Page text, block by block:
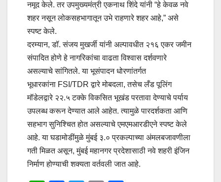
नमूद केले. तर उपमुख्यमंत्री एकनाथ शिंदे यांनी “हे केवळ नवे
शहर नसून लोकसहभागातून उभे राहणारे शहर आहे,” असे
स्पष्ट केले.
दरम्यान, डॉ. संजय मुखर्जी यांनी अल्पावधीत २१६ एकर जमीन
संपादित होणे हे नागरिकांचा वाढता विश्वास दर्शवणारे
असल्याचे सांगितले. या भूसंपादन धोरणांतर्गत
भूधारकांना FSI/TDR द्वारे मोबदला, तसेच लँड पूलिंग
मॉडेलद्वारे २२.५ टक्के विकसित भूखंड परतावा देण्याचे पर्याय
उपलब्ध करून देण्यात आले आहेत. त्यामुळे पारदर्शकता आणि
सहभाग सुनिश्चित होत असल्याचे एमएमआरडीएने स्पष्ट केले
आहे. या घडामोडींमुळे मुंबई ३.० प्रकल्पाच्या अंमलबजावणीला
गती मिळत असून, मुंबई महानगर प्रदेशासाठी नवे शहरी इंजिन
निर्माण होण्याची शक्यता वर्तवली जात आहे.